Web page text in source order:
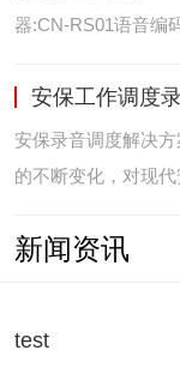
器:CN-RS01语音编
之间通过IP网络互
讯将延伸到世界的每
安保工作调度
安保录音调度解决
的不断变化，对现
讯需要，常常会出
新闻资讯
test